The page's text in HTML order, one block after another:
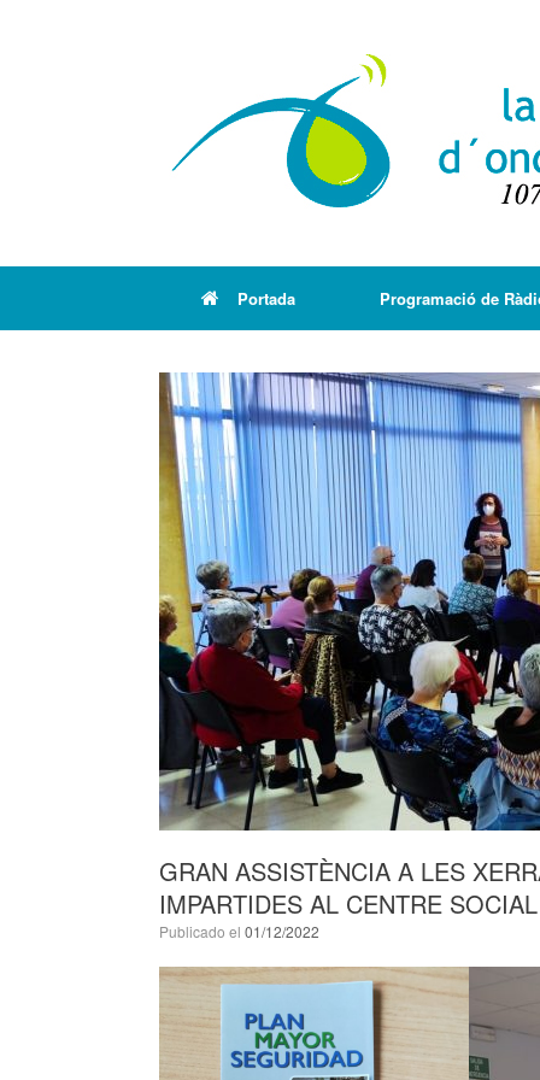
Portada Programació de
GRAN ASSISTÈNCIA A LES
IMPARTIDES AL CENTRE
Publicado el 01/12/2022